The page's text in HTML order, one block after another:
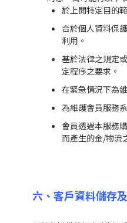
於上開特定目的
合於個人資料保
利用。
基於法律之規定
定程序之要求。
在緊急情況下為
為維護會員服務
會員透過本服務
而產生的金/物流
六、客戶資料儲存